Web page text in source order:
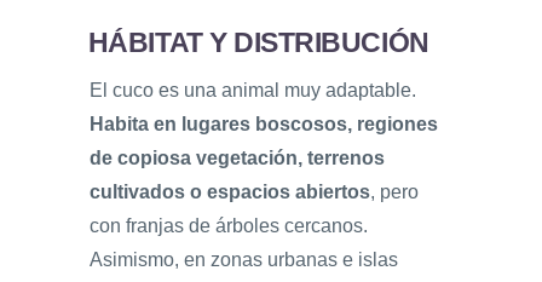
HÁBITAT Y DISTRIBUCIÓN
El cuco es una animal muy adaptable.
Habita en lugares boscosos, regiones
de copiosa vegetación, terrenos
cultivados o espacios abiertos, pero
con franjas de árboles cercanos.
Asimismo, en zonas urbanas e islas